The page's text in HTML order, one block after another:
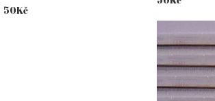
50Kč